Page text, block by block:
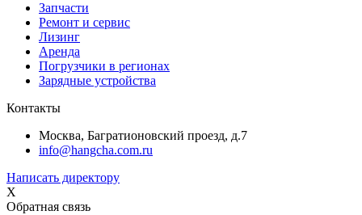
Запчасти
Ремонт и сервис
Лизинг
Аренда
Погрузчики в регионах
Зарядные устройства
Контакты
Москва, Багратионовский проезд, д.7
info@hangcha.com.ru
Написать директору
X
Обратная связь